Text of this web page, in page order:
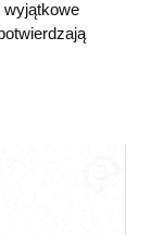
wyjątkowe